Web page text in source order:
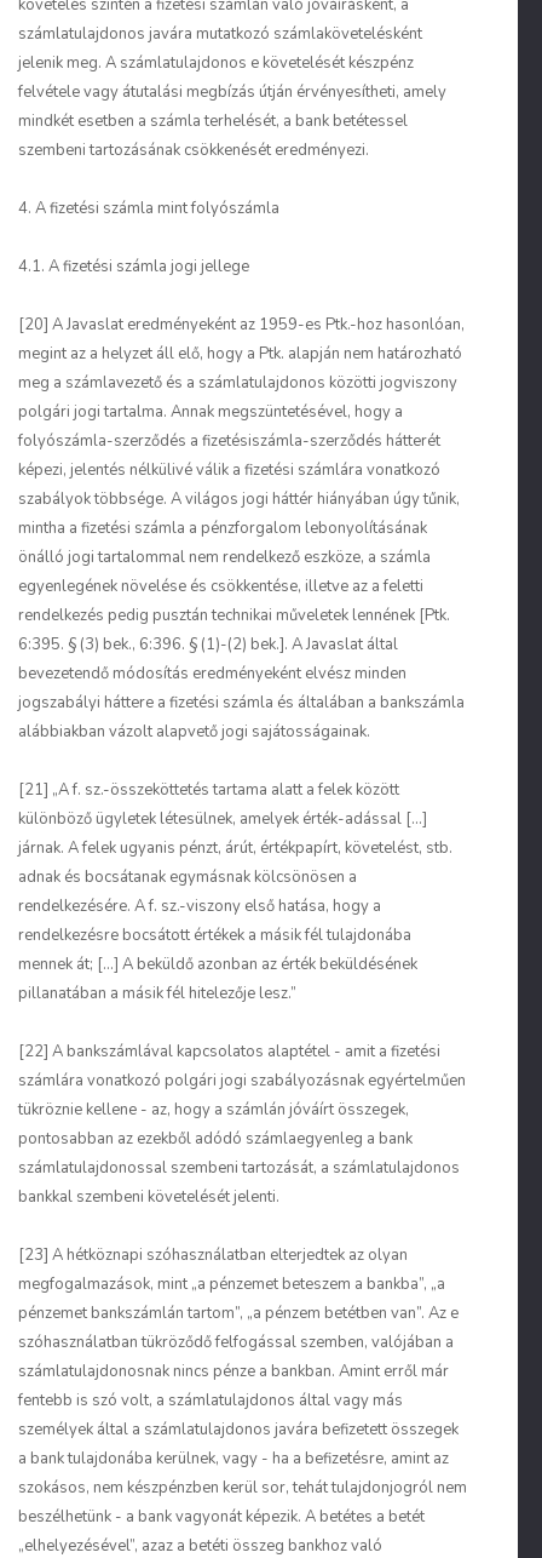
követelés szintén a fizetési számlán való jóváírásként, a
számlatulajdonos javára mutatkozó számlakövetelésként
jelenik meg. A számlatulajdonos e követelését készpénz
felvétele vagy átutalási megbízás útján érvényesítheti, amely
mindkét esetben a számla terhelését, a bank betétessel
szembeni tartozásának csökkenését eredményezi.
4. A fizetési számla mint folyószámla
4.1. A fizetési számla jogi jellege
[20] A Javaslat eredményeként az 1959-es Ptk.-hoz hasonlóan,
megint az a helyzet áll elő, hogy a Ptk. alapján nem határozható
meg a számlavezető és a számlatulajdonos közötti jogviszony
polgári jogi tartalma. Annak megszüntetésével, hogy a
folyószámla-szerződés a fizetésiszámla-szerződés hátterét
képezi, jelentés nélkülivé válik a fizetési számlára vonatkozó
szabályok többsége. A világos jogi háttér hiányában úgy tűnik,
mintha a fizetési számla a pénzforgalom lebonyolításának
önálló jogi tartalommal nem rendelkező eszköze, a számla
egyenlegének növelése és csökkentése, illetve az a feletti
rendelkezés pedig pusztán technikai műveletek lennének [Ptk.
6:395. § (3) bek., 6:396. § (1)-(2) bek.]. A Javaslat által
bevezetendő módosítás eredményeként elvész minden
jogszabályi háttere a fizetési számla és általában a bankszámla
alábbiakban vázolt alapvető jogi sajátosságainak.
[21] „A f. sz.-összeköttetés tartama alatt a felek között
különböző ügyletek létesülnek, amelyek érték-adással [...]
járnak. A felek ugyanis pénzt, árút, értékpapírt, követelést, stb.
adnak és bocsátanak egymásnak kölcsönösen a
rendelkezésére. A f. sz.-viszony első hatása, hogy a
rendelkezésre bocsátott értékek a másik fél tulajdonába
mennek át; [...] A beküldő azonban az érték beküldésének
pillanatában a másik fél hitelezője lesz.”
[22] A bankszámlával kapcsolatos alaptétel - amit a fizetési
számlára vonatkozó polgári jogi szabályozásnak egyértelműen
tükröznie kellene - az, hogy a számlán jóváírt összegek,
pontosabban az ezekből adódó számlaegyenleg a bank
számlatulajdonossal szembeni tartozását, a számlatulajdonos
bankkal szembeni követelését jelenti.
[23] A hétköznapi szóhasználatban elterjedtek az olyan
megfogalmazások, mint „a pénzemet beteszem a bankba”, „a
pénzemet bankszámlán tartom”, „a pénzem betétben van”. Az e
szóhasználatban tükröződő felfogással szemben, valójában a
számlatulajdonosnak nincs pénze a bankban. Amint erről már
fentebb is szó volt, a számlatulajdonos által vagy más
személyek által a számlatulajdonos javára befizetett összegek
a bank tulajdonába kerülnek, vagy - ha a befizetésre, amint az
szokásos, nem készpénzben kerül sor, tehát tulajdonjogról nem
beszélhetünk - a bank vagyonát képezik. A betétes a betét
„elhelyezésével”, azaz a betéti összeg bankhoz való